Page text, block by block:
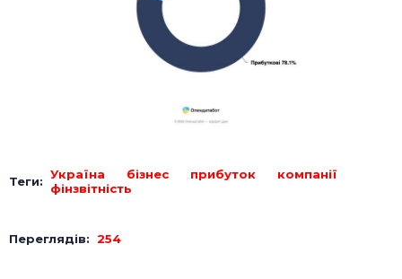
Теги: Україна бізнес прибуток
компанії
фінзвітність
Переглядів: 254